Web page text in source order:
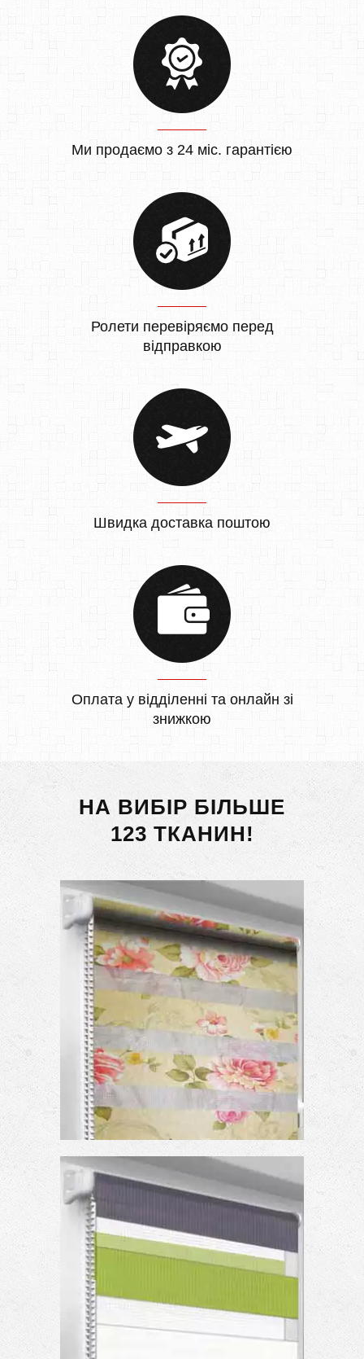
Ми продаємо з 24 міс. гарантією
Ролети перевіряємо перед
відправкою
Швидка доставка поштою
Оплата у відділенні та онлайн зі
знижкою
НА ВИБІР БІЛЬШЕ
123 ТКАНИН!